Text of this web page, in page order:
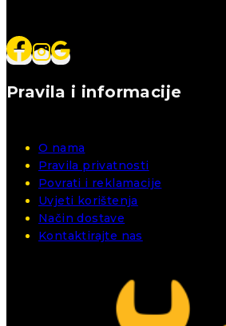
Pravila i informacije
O nama
Pravila privatnosti
Povrati i reklamacije
Uvjeti korištenja
Način dostave
Kontaktirajte nas